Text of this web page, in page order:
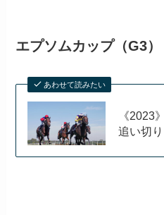
エプソムカップ（G3）
あわせて読みたい
《2023
追い切